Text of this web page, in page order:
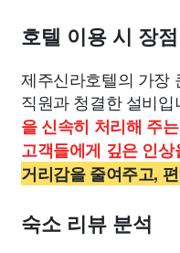
호텔 이용 시 장점
제주신라호텔의 가장
직원과 청결한 설비입
을 신속히 처리해 주
고객들에게 깊은 인상
거리감을 줄여주고,
숙소 리뷰 분석